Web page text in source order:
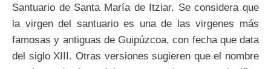
Santuario de Santa María de Itziar. Se considera que
la virgen del santuario es una de las virgenes más
famosas y antiguas de Guipúzcoa, con fecha que data
del siglo XIII. Otras versiones sugieren que el nombre